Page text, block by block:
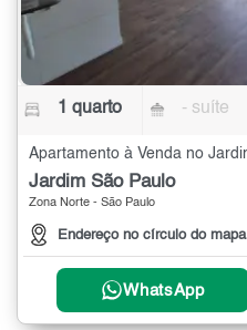
1 quarto - suíte
Jardim São Paulo
Zona Norte - São Paulo
Endereço no círculo do mapa
WhatsApp